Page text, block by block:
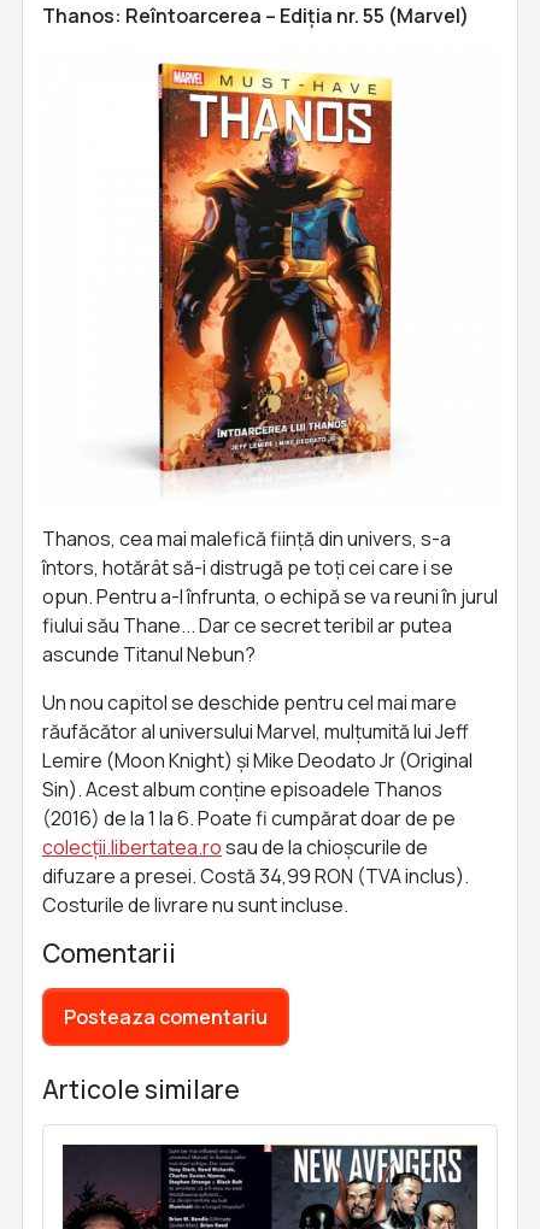
Thanos: Reîntoarcerea – Ediția nr. 55 (Marvel)
Thanos, cea mai malefică ființă din univers, s-a
întors, hotărât să-i distrugă pe toți cei care i se
opun. Pentru a-l înfrunta, o echipă se va reuni în jurul
fiului său Thane... Dar ce secret teribil ar putea
ascunde Titanul Nebun?
Un nou capitol se deschide pentru cel mai mare
răufăcător al universului Marvel, mulțumită lui Jeff
Lemire (Moon Knight) și Mike Deodato Jr (Original
Sin). Acest album conține episoadele Thanos
(2016) de la 1 la 6. Poate fi cumpărat doar de pe
colecții.libertatea.rosau de la chioșcurile de
difuzare a presei. Costă 34,99 RON (TVA inclus).
Costurile de livrare nu sunt incluse.
Comentarii
Posteaza comentariu
Articole similare